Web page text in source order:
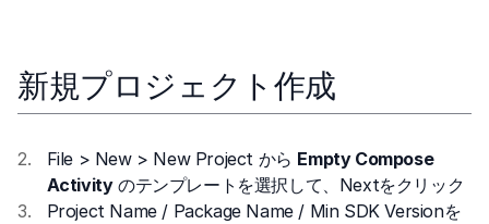
新規プロジェクト作成
File > New > New Project から Empty Compose
Activityのテンプレートを選択して、Nextをクリック
Project Name / Package Name / Min SDK Versionを